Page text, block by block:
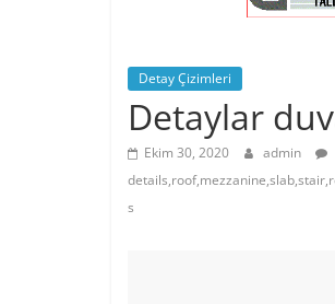
Detay Çizimleri
Detaylar
Ekim 30, 2020 admin
s